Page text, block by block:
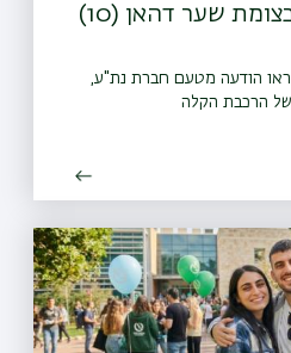
שער דהאן (10)
הודעה מטעם חברת נת"ע,
הרכבת הקלה